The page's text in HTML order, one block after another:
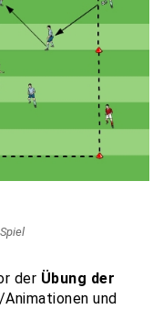
der Übung der
und